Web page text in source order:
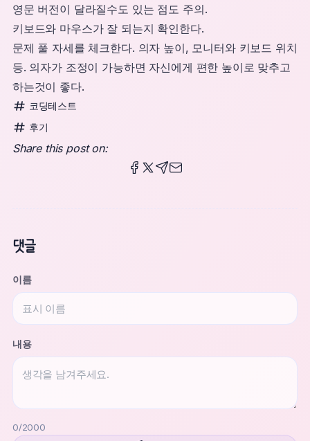
영문 버전이 달라질수도 있는 점도 주의.
키보드와 마우스가 잘 되는지 확인한다.
문제 풀 자세를 체크한다. 의자 높이, 모니터와 키보드 위치
등. 의자가 조정이 가능하면 자신에게 편한 높이로 맞추고
하는것이 좋다.
코딩테스트
후기
Share this post on:
Share this post on Facebook
Share this post on X
Share this post via
댓글
이름
Website
내용
0/2000